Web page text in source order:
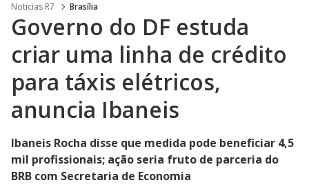
Noticias R7 Brasília
Governo do DF estuda
criar uma linha de crédito
para táxis elétricos,
anuncia Ibaneis
Ibaneis Rocha disse que medida pode beneficiar 4,5
mil profissionais; ação seria fruto de parceria do
BRB com Secretaria de Economia